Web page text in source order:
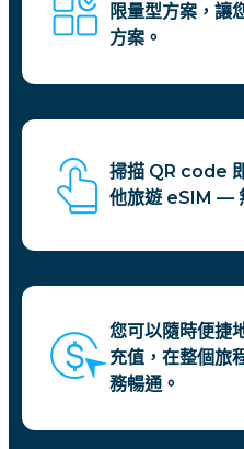
限量型方案，讓
方案。
掃描 QR code
他旅遊 eSIM —
您可以隨時便捷
充值，在整個旅
務暢通。